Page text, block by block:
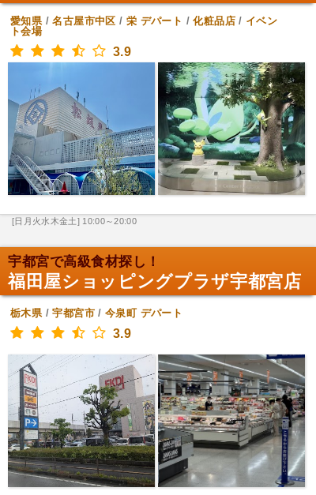
愛知県/名古屋市中区 / 栄 デパート /化粧品店/ イベン
ト会場
3.9
[日月火水木金土] 10:00～20:00
宇都宮で高級食材探し！
福田屋ショッピングプラザ宇都宮店
栃木県/宇都宮市/今泉町 デパート
3.9